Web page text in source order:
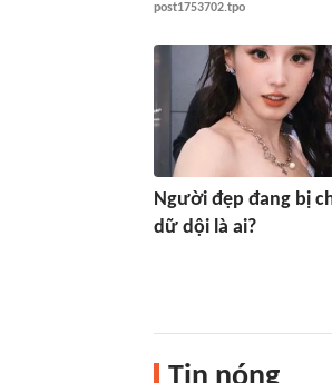
post1753702.tpo
Người đẹp đang bị
dữ dội là ai?